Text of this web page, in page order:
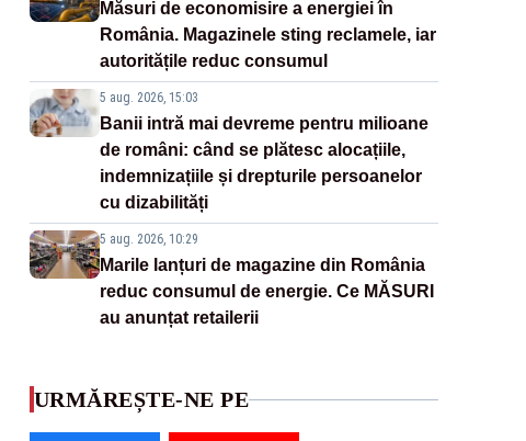
Măsuri de economisire a energiei în
România. Magazinele sting reclamele, iar
autoritățile reduc consumul
5 aug. 2026, 15:03
Banii intră mai devreme pentru milioane
de români: când se plătesc alocațiile,
indemnizațiile și drepturile persoanelor
cu dizabilități
5 aug. 2026, 10:29
Marile lanțuri de magazine din România
reduc consumul de energie. Ce MĂSURI
au anunțat retailerii
URMĂREȘTE-NE PE